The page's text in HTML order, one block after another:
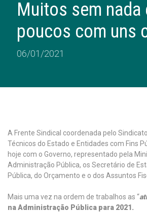
Muitos sem nada
poucos com uns
06/01/2021
A Frente Sindical coordenada pelo
Técnicos do Estado e Entidades com Fins
hoje com o Governo, representado pela
Administração Pública, os Secretário de
Pública, do Orçamento e o dos Assuntos
Mais uma vez na ordem de trabalhos as “
na Administração Pública para 2021.